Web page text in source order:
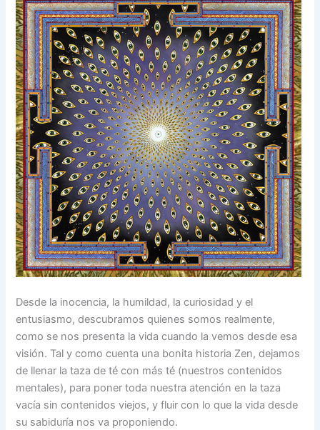
Desde la inocencia, la humildad, la curiosidad y el
entusiasmo, descubramos quienes somos realmente,
como se nos presenta la vida cuando la vemos desde esa
visión. Tal y como cuenta una bonita historia Zen, dejamos
de llenar la taza de té con más té (nuestros contenidos
mentales), para poner toda nuestra atención en la taza
vacía sin contenidos viejos, y fluir con lo que la vida desde
su sabiduría nos va proponiendo.